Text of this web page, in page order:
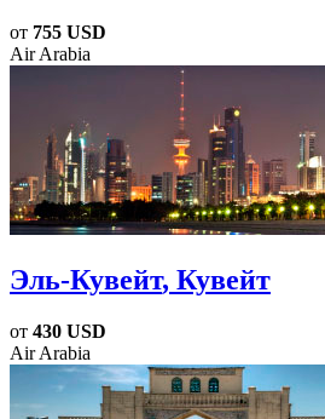
от 755 USD
Air Arabia
Эль-Кувейт, Кувейт
от 430 USD
Air Arabia